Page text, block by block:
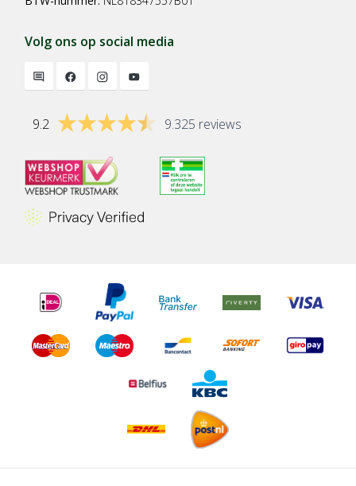
Volg ons op social media
9.2 9.325 reviews